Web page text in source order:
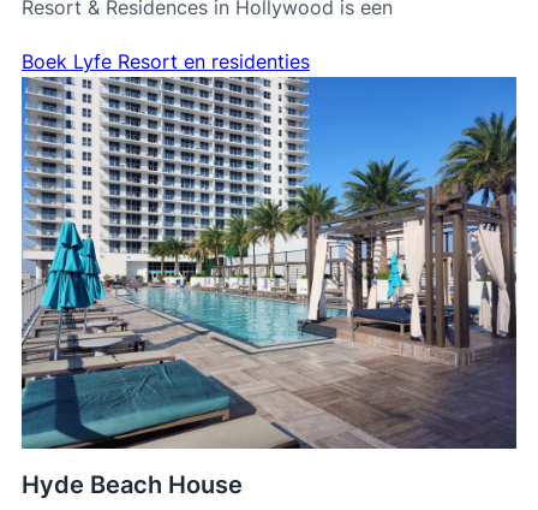
Resort & Residences in Hollywood is een
Boek Lyfe Resort en residenties
Hyde Beach House